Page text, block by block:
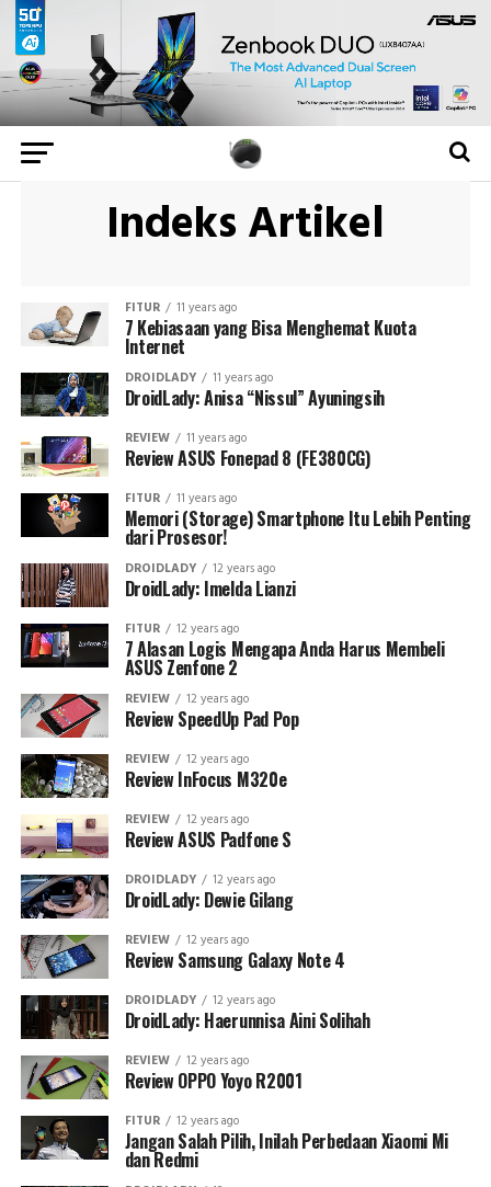
Indeks Artikel
FITUR 11 years ago
7 Kebiasaan yang Bisa Menghemat Kuota
Internet
DROIDLADY 11 years ago
DroidLady: Anisa “Nissul” Ayuningsih
REVIEW 11 years ago
Review ASUS Fonepad 8 (FE380CG)
FITUR 11 years ago
Memori (Storage) Smartphone Itu Lebih Penting
dari Prosesor!
DROIDLADY 12 years ago
DroidLady: Imelda Lianzi
FITUR 12 years ago
7 Alasan Logis Mengapa Anda Harus Membeli
ASUS Zenfone 2
REVIEW 12 years ago
Review SpeedUp Pad Pop
REVIEW 12 years ago
Review InFocus M320e
REVIEW 12 years ago
Review ASUS Padfone S
DROIDLADY 12 years ago
DroidLady: Dewie Gilang
REVIEW 12 years ago
Review Samsung Galaxy Note 4
DROIDLADY 12 years ago
DroidLady: Haerunnisa Aini Solihah
REVIEW 12 years ago
Review OPPO Yoyo R2001
FITUR 12 years ago
Jangan Salah Pilih, Inilah Perbedaan Xiaomi Mi
dan Redmi